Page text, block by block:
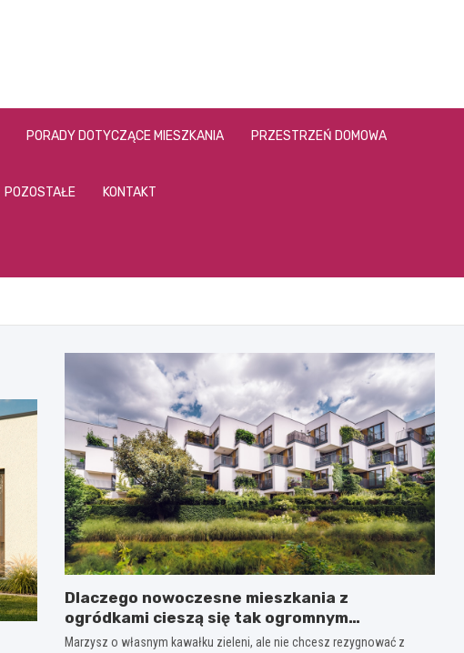
PORADY DOTYCZĄCE MIESZKANIA PRZESTRZEŃ DOMOWA
POZOSTAŁE KONTAKT
Dlaczego nowoczesne mieszkania z
ogródkami cieszą się tak ogromnym
zainteresowaniem?
Marzysz o własnym kawałku zieleni, ale nie chcesz rezygnować z